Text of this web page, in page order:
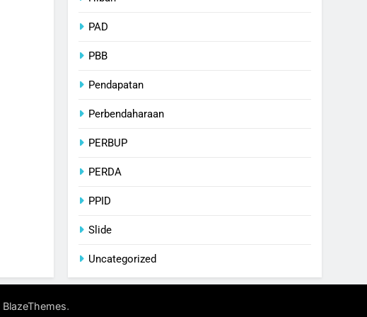
PAD
PBB
Pendapatan
Perbendaharaan
PERBUP
PERDA
PPID
Slide
Uncategorized
BlazeThemes.